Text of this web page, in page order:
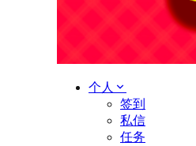
个人
签到
私信
任务